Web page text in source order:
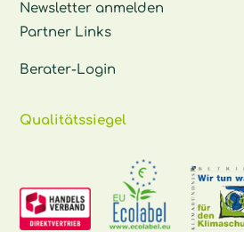
Newsletter anmelden
Partner Links
Berater-Login
Qualitätssiegel